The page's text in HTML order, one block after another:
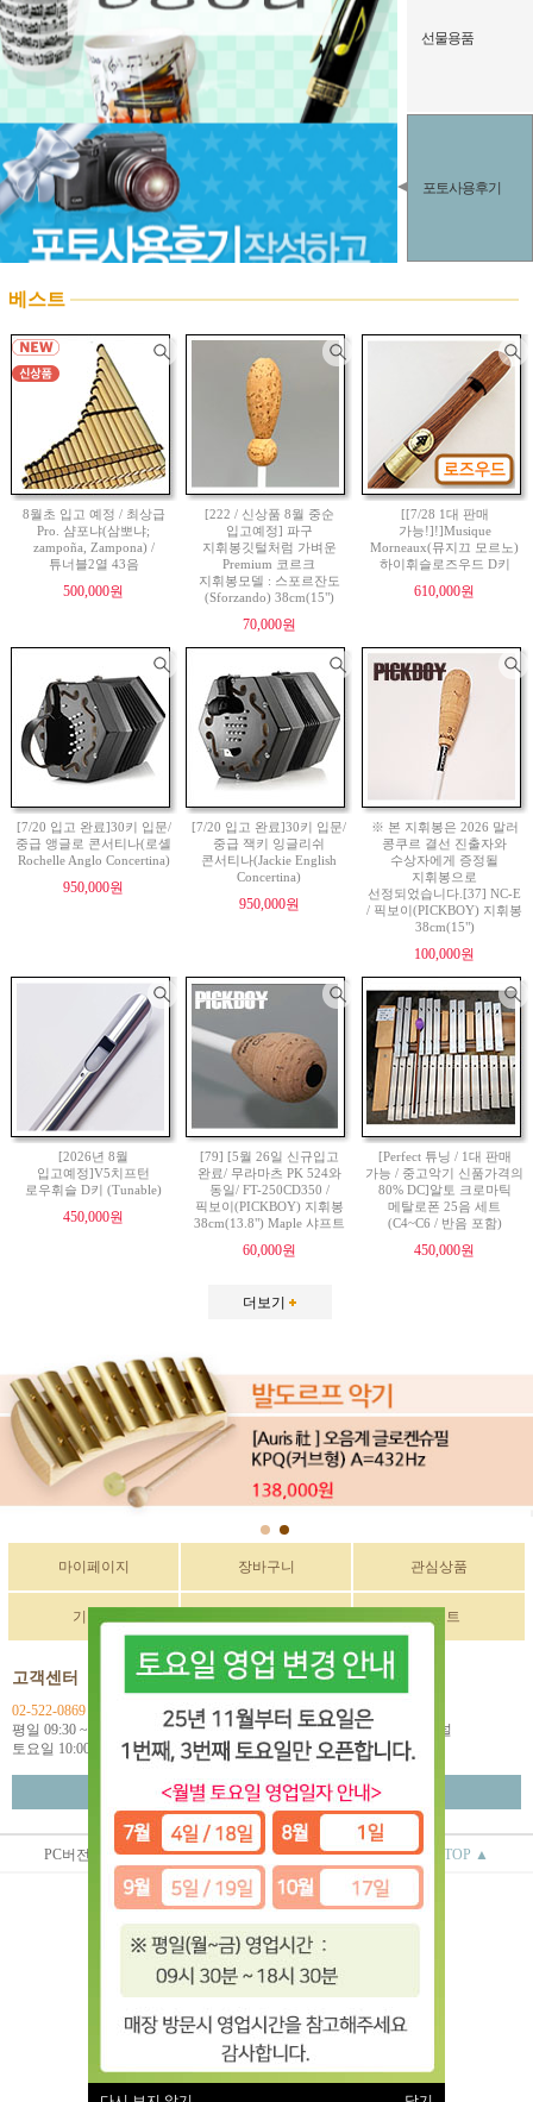
선물용품
포토사용후기
베스트
8월초 입고 예정 / 최상급
Pro. 샴포냐(삼뽀냐;
zampoña, Zampona) /
튜너블2열 43음
500,000원
[222 / 신상품 8월 중순
입고예정] 파구
지휘봉깃털처럼 가벼운
Premium 코르크
지휘봉모델 : 스포르잔도
(Sforzando) 38cm(15")
70,000원
[[7/28 1대 판매
가능!]!]Musique
Morneaux(뮤지끄 모르노)
하이휘슬로즈우드 D키
610,000원
[7/20 입고 완료]30키 입문/
중급 앵글로 콘서티나(로셸
Rochelle Anglo Concertina)
950,000원
[7/20 입고 완료]30키 입문/
중급 잭키 잉글리쉬
콘서티나(Jackie English
Concertina)
950,000원
※ 본 지휘봉은 2026 말러
콩쿠르 결선 진출자와
수상자에게 증정될
지휘봉으로
선정되었습니다.[37] NC-E
/ 픽보이(PICKBOY) 지휘봉
38cm(15")
100,000원
[2026년 8월
입고예정]V5치프턴
로우휘슬 D키 (Tunable)
450,000원
[79] [5월 26일 신규입고
완료/ 무라마츠 PK 524와
동일/ FT-250CD350 /
픽보이(PICKBOY) 지휘봉
38cm(13.8") Maple 샤프트
60,000원
[Perfect 튜닝 / 1대 판매
가능 / 중고악기 신품가격의
80% DC]알토 크로마틱
메탈로폰 25음 세트
(C4~C6 / 반음 포함)
450,000원
더보기
마이페이지 장바구니 관심상품
기획전 이벤트
고객센터
02-522-0869
평일 09:30 ~ 18:00
토요일 10:00 ~ 18:00
입금계좌정보
국민 270901-04-033114
예금주: (주)한독인터네셔널
월~금 택배마감 16:00
고객센터 연결
PC버전 상점정보 이용안내 TOP ▲
(주)한독인터네셔널
대표 : 오상배 ㅣ 개인정보 보호 책임자 : 오상배
사업자 등록번호 : 129-81-79618
통신판매업신고번호 : 제 2014-서울서초-0781호
전화 : 02-522-0869
(서초동 1585-10번지 2층)
이용약관| 개인정보처리방침
유럽악기 ⓒ All rights reserved.